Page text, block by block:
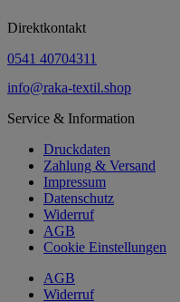
Direktkontakt
0541 40704311
info@raka-textil.shop
Service & Information
Druckdaten
Zahlung & Versand
Impressum
Datenschutz
Widerruf
AGB
Cookie Einstellungen
AGB
Widerruf